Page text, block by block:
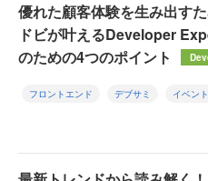
優れた顧客体験を生み出す
ドビが叶えるDeveloper
のための4つのポイント
フロントエンド デブサミ イベン